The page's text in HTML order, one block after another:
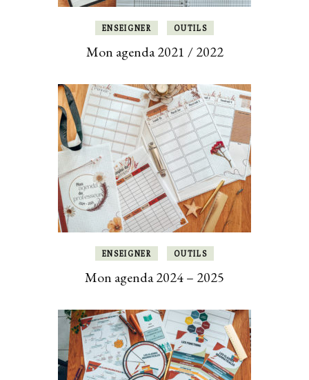
ENSEIGNER OUTILS
Mon agenda 2021 / 2022
ENSEIGNER OUTILS
Mon agenda 2024 – 2025